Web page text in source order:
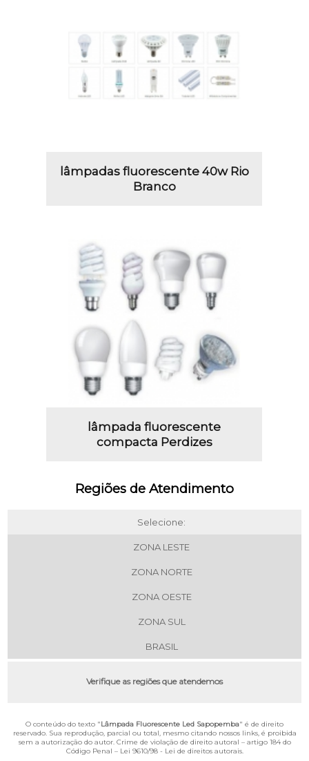
lâmpadas fluorescente 40w Rio
Branco
lâmpada fluorescente
compacta Perdizes
Regiões de Atendimento
Selecione:
ZONA LESTE
ZONA NORTE
ZONA OESTE
ZONA SUL
BRASIL
Verifique as regiões que atendemos
O conteúdo do texto "Lâmpada Fluorescente Led Sapopemba" é de direito
reservado. Sua reprodução, parcial ou total, mesmo citando nossos links, é proibida
sem a autorização do autor. Crime de violação de direito autoral – artigo 184 do
Código Penal – Lei 9610/98 - Lei de direitos autorais.